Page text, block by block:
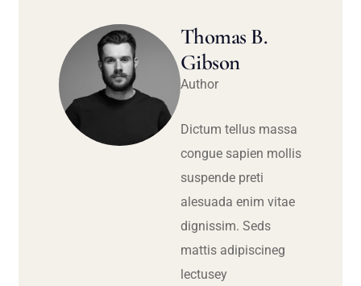
Thomas B.
Gibson
Author
Dictum tellus massa
congue sapien mollis
suspende preti
alesuada enim vitae
dignissim. Seds
mattis adipiscineg
lectusey